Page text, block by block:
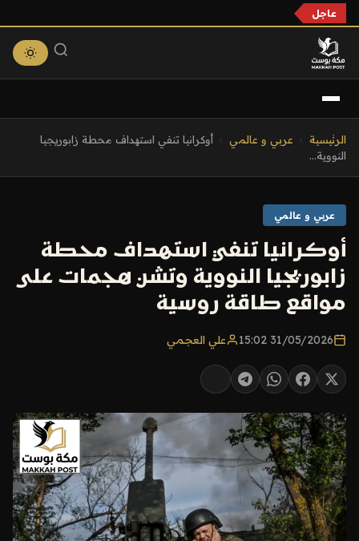
عاجل
إلى
المحتوى
الرئيسية عربي و عالمي
أوكرانيا تنفي استهداف محطة زابوريجيا
النووية...
عربي و عالمي
أوكرانيا تنفي استهداف محطة
زابوريجيا النووية وتشن هجمات على
مواقع طاقة روسية
31/05/2026 15:02 علي العجمي